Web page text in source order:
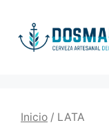
Inicio / LATA